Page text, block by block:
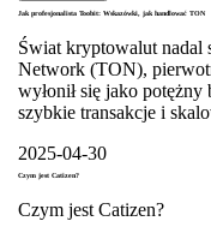
Jak profesjonalista Toobit: Wskazówki, jak handlować TON
Świat kryptowalut nadal
Network (TON),
wyłonił się jako
szybkie transakcje i
2025-04-30
Czym jest Catizen?
Czym jest Catizen?